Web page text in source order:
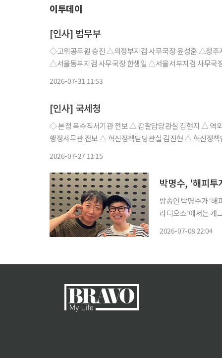
이투데이
[인사] 법무부
◇고위공무원 승진 △의정부지검 사무국장 윤성훈 △청주지검 사무국장 박춘광 △부산지검 사무국장 최성규 ◇고위공무원 전보
△서울동부지검 사무국장 한생일 △서울서부지검 사무
2026-07-31 11:53
[인사] 국세청
◇ 본청 복수직서기관 전보 △ 감찰담당관실 김현지 △ 역외
행정사무관 전보 △ 혁신정책담당관실 김진현 △ 혁신정
2026-07-27 11:15
박명수, '해피
방송인 박명수가 ‘해피투게더’의
라디오쇼’에서는 개그
2026-07-08 22:04